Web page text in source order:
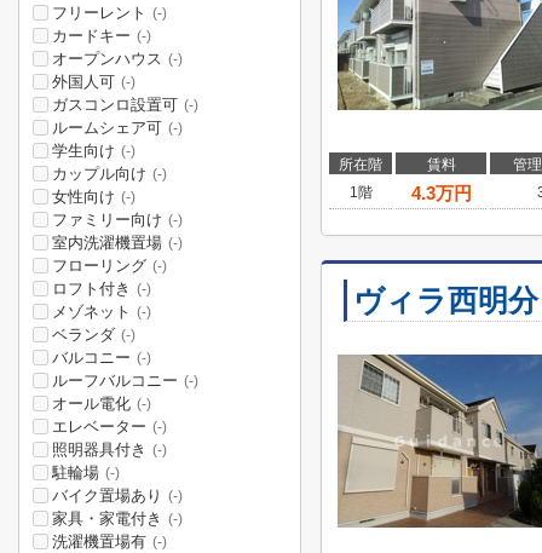
所在階 賃料
管
1階
4.3万円
ヴィラ西明分
フリーレント (-)
カードキー (-)
オープンハウス (-)
外国人可 (-)
ガスコンロ設置可 (-)
ルームシェア可 (-)
学生向け (-)
カップル向け (-)
女性向け (-)
ファミリー向け (-)
室内洗濯機置場 (-)
フローリング (-)
ロフト付き (-)
メゾネット (-)
ベランダ (-)
バルコニー (-)
ルーフバルコニー (-)
オール電化 (-)
エレベーター (-)
照明器具付き (-)
駐輪場 (-)
バイク置場あり (-)
家具・家電付き (-)
洗濯機置場有 (-)